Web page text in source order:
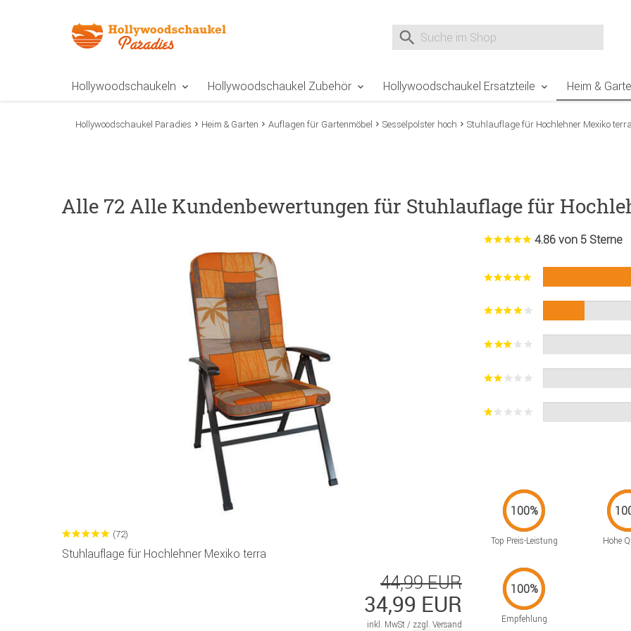
Suche nach
Hollywoodschaukeln Hollywoodschaukel Zubehör Hollywoodschaukel Ersatzteile Heim &
Hollywoodschaukel Paradies Heim & Garten Auflagen für Gartenmöbel Sesselpolster hoch Stuhlauflage für Hochlehner Mexiko terra
Alle 72 Alle Kundenbewertungen für Stuhlauflage für
(72)
Stuhlauflage für Hochlehner Mexiko terra
44,99 EUR
34,99 EUR
inkl. MwSt / zzgl. Versand
4.86 von 5 Sterne
Top Preis-Leistung Hohe
Empfehlung